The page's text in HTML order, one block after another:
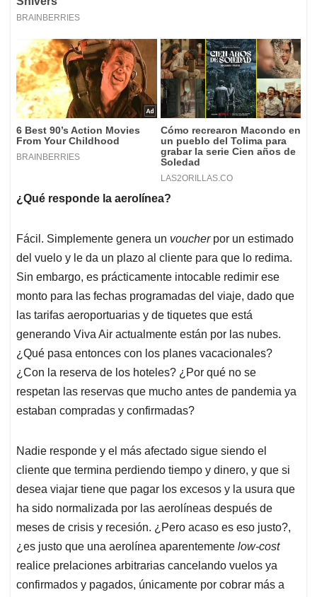
¿Qué responde la aerolínea?
Fácil. Simplemente genera un voucher por un estimado
del vuelo y le da un plazo al cliente para que lo redima.
Sin embargo, es prácticamente intocable redimir ese
monto para las fechas programadas del viaje, dado que
las tarifas aeroportuarias y de tiquetes que está
generando Viva Air actualmente están por las nubes.
¿Qué pasa entonces con los planes vacacionales?
¿Con la reserva de los hoteles? ¿Por qué no se
respetan las reservas que mucho antes de pandemia ya
estaban compradas y confirmadas?
Nadie responde y el más afectado sigue siendo el
cliente que termina perdiendo tiempo y dinero, y que si
desea viajar tiene que pagar los excesos y la usura que
ha sido normalizada por las aerolíneas después de
meses de crisis y recesión. ¿Pero acaso es eso justo?,
¿es justo que una aerolínea aparentemente low-cost
realice prelaciones arbitrarias cancelando vuelos ya
confirmados y pagados, únicamente por cobrar más a